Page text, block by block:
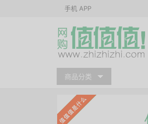
手机 APP
商品分类